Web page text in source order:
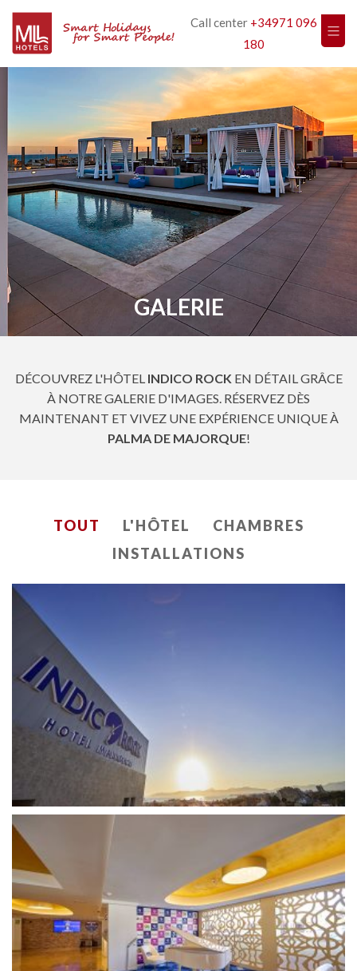
Call center +34971 096
180
GALERIE
DÉCOUVREZ L'HÔTEL INDICO ROCK EN DÉTAIL GRÂCE
À NOTRE GALERIE D'IMAGES. RÉSERVEZ DÈS
MAINTENANT ET VIVEZ UNE EXPÉRIENCE UNIQUE À
PALMA DE MAJORQUE!
TOUT L'HÔTEL
CHAMBRES
INSTALLATIONS